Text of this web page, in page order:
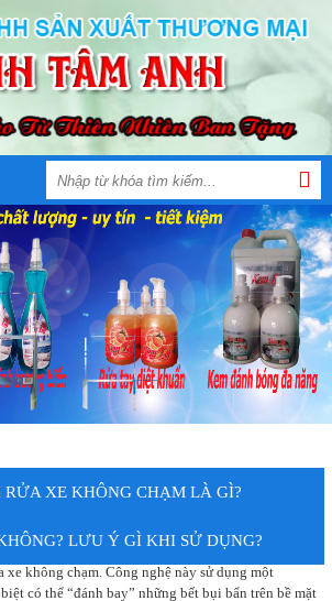
RỬA XE KHÔNG CHẠM LÀ GÌ?
LƯU Ý GÌ KHI SỬ DỤNG?
thành phố lớn xuất hiện một dịch vụ rửa xe mới rất
xe không chạm. Công nghệ này sử dụng một
có thể “đánh bay” những bết bụi bẩn trên bề mặt